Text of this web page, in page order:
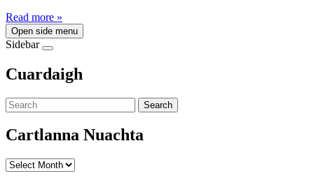
Read more »
Open side menu
Sidebar
Cuardaigh
Search
Cartlanna Nuachta
Cartlanna